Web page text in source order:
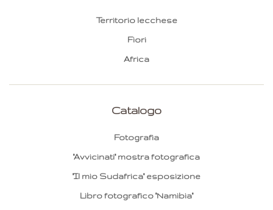
Territorio lecchese
Fiori
Africa
Catalogo
Fotografia
"Avvicinati" mostra fotografica
"Il mio Sudafrica" esposizione
Libro fotografico "Namibia"